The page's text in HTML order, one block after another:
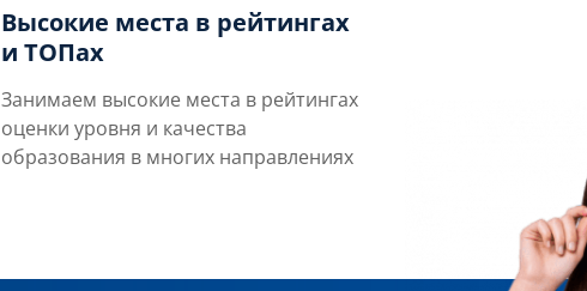
Высокие места в рейтингах
и ТОПах
Занимаем высокие места в рейтингах
оценки уровня и качества
образования в многих направлениях